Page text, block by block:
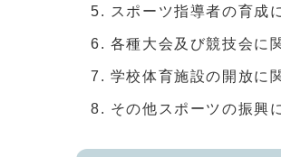
スポーツ指導者の育成
各種大会及び競技会に
学校体育施設の開放に
その他スポーツの振興